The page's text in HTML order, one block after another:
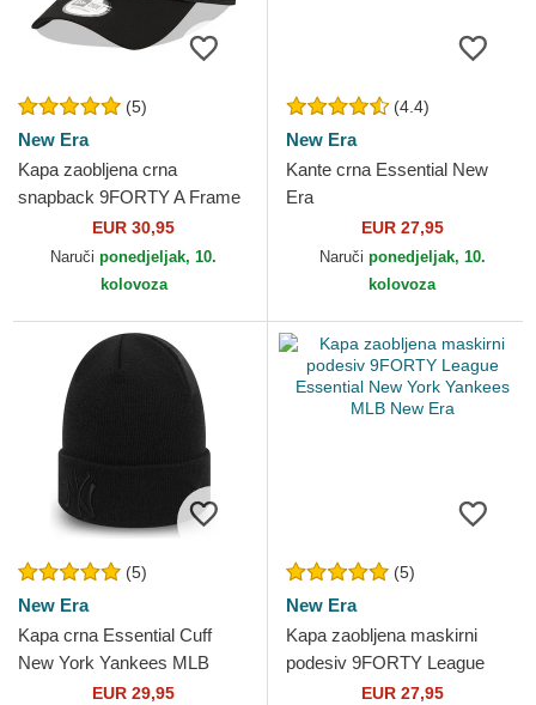
(5)
New Era
Kapa zaobljena crna
snapback 9FORTY A Frame
Tonal Los Angeles Lakers
NBA New Era
EUR 30,95
Naruči ponedjeljak, 10.
kolovoza
(4.4)
New Era
Kante crna Essential New
Era
EUR 27,95
Naruči ponedjeljak, 10.
kolovoza
(5)
New Era
Kapa crna Essential Cuff
New York Yankees MLB
EUR 29,95
(5)
New Era
Kapa zaobljena maskirni
podesiv 9FORTY League
Essential New York Yankees
EUR 27,95